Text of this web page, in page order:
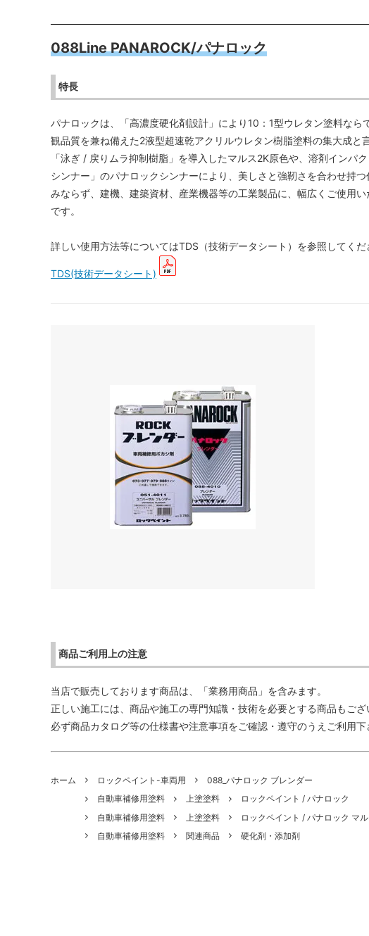
088Line PANAROCK/パナロック
特長
パナロックは、「高濃度硬化剤設計」により10：1型ウレタン塗料な
観品質を兼ね備えた2液型超速乾アクリルウレタン樹脂塗料の集大成と
「泳ぎ / 戻りムラ抑制樹脂」を導入したマルス2K原色や、溶剤インパ
シンナー」のパナロックシンナーにより、美しさと強靭さを合わせ持
みならず、建機、建築資材、産業機器等の工業製品に、幅広くご使用
です。
詳しい使用方法等についてはTDS（技術データシート）を参照してくだ
TDS(技術データシート)
商品ご利用上の注意
当店で販売しております商品は、「業務用商品」を含みます。
正しい施工には、商品や施工の専門知識・技術を必要とする商品もござ
必ず商品カタログ等の仕様書や注意事項をご確認・遵守のうえご利用下
ホーム ロックペイント-車両用
088_パナロック ブレンダー
自動車補修用塗料
上塗塗料
ロックペイント / パナロック
自動車補修用塗料
上塗塗料
ロックペイント / パナロック マ
自動車補修用塗料
関連商品 硬化剤・添加剤